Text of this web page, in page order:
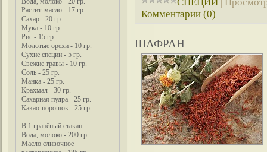
Растит. масло - 17 гр.
Сахар - 20 гр.
Мука - 10 гр.
Рис - 15 гр.
Молотые орехи - 10 гр.
Сухие специи - 5 гр.
Свежие травы - 10 гр.
Соль - 25 гр.
Манка - 25 гр.
Крахмал - 30 гр.
Сахарная пудра - 25 гр.
Какао-порошок - 25 гр.
В 1 гранёный стакан:
Вода, молоко - 200 гр.
Масло сливочное
Комментарии (0)
ШАФРАН